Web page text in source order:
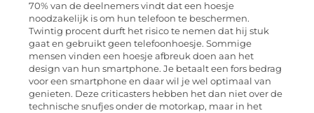
70% van de deelnemers vindt dat een hoesje
noodzakelijk is om hun telefoon te beschermen.
Twintig procent durft het risico te nemen dat hij stuk
gaat en gebruikt geen telefoonhoesje. Sommige
mensen vinden een hoesje afbreuk doen aan het
design van hun smartphone. Je betaalt een fors bedrag
voor een smartphone en daar wil je wel optimaal van
genieten. Deze criticasters hebben het dan niet over de
technische snufjes onder de motorkap, maar in het